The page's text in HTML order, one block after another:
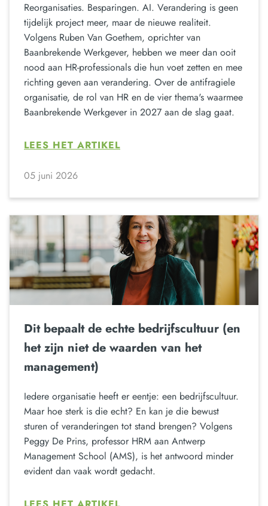
Reorganisaties. Besparingen. AI. Verandering is geen
tijdelijk project meer, maar de nieuwe realiteit.
Volgens Ruben Van Goethem, oprichter van
Baanbrekende Werkgever, hebben we meer dan ooit
nood aan HR-professionals die hun voet zetten en mee
richting geven aan verandering. Over de antifragiele
organisatie, de rol van HR en de vier thema's waarmee
Baanbrekende Werkgever in 2027 aan de slag gaat.
LEES HET ARTIKEL
05 juni 2026
Dit bepaalt de echte bedrijfscultuur (en
het zijn niet de waarden van het
management)
Iedere organisatie heeft er eentje: een bedrijfscultuur.
Maar hoe sterk is die echt? En kan je die bewust
sturen of veranderingen tot stand brengen? Volgens
Peggy De Prins, professor HRM aan Antwerp
Management School (AMS), is het antwoord minder
evident dan vaak wordt gedacht.